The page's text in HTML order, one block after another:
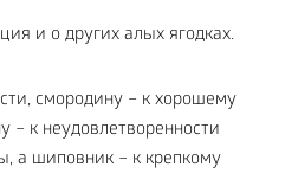
и о других алых ягодках.
смородину – к хорошему
– к неудовлетворенности
а шиповник – к крепкому